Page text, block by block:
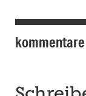
kommentare